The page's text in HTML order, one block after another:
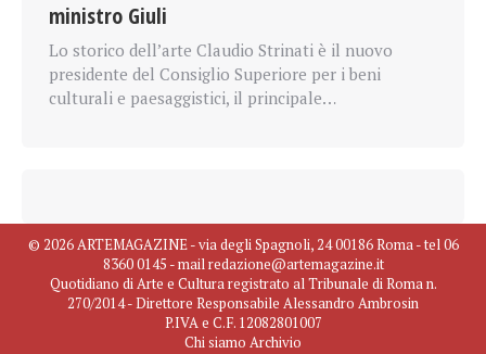
ministro Giuli
Lo storico dell’arte Claudio Strinati è il nuovo
presidente del Consiglio Superiore per i beni
culturali e paesaggistici, il principale…
© 2026 ARTEMAGAZINE - via degli Spagnoli, 24 00186 Roma - tel 06
8360 0145 - mail redazione@artemagazine.it
Quotidiano di Arte e Cultura registrato al Tribunale di Roma n.
270/2014 - Direttore Responsabile Alessandro Ambrosin
P.IVA e C.F. 12082801007
Chi siamo Archivio